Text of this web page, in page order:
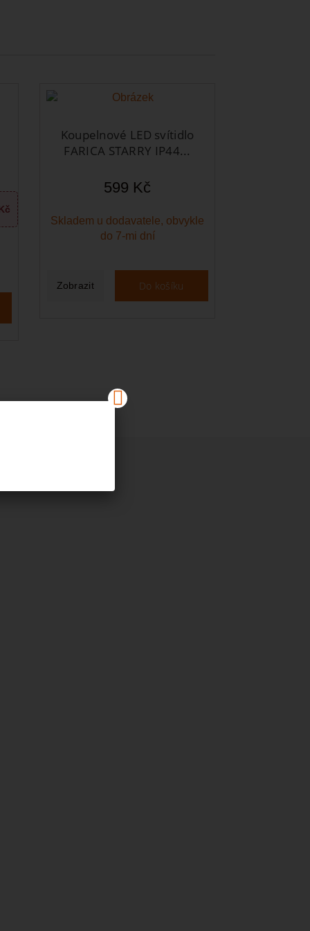
Koupelnové LED svítidlo
FARICA STARRY IP44...
599 Kč
Skladem u dodavatele, obvykle
do 7-mi dní
Zobrazit Do košíku